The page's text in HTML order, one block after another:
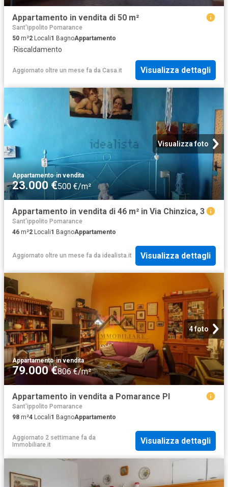
Appartamento in vendita di 50 m²
Sant'ippolito Pomarance
50 m²2 Locali1 BagnoAppartamento
·Riscaldamento
Aggiornato oltre un mese fa da Casa.it Visualizza dettagli
Visualizza foto
Appartamento·in vendita
23.000 €500 €/m²
Appartamento in vendita di 46 m² in Via Chinzica, 3
Sant'ippolito Pomarance
46 m²2 Locali1 BagnoAppartamento
Aggiornato oltre un mese fa da idealista.it Visualizza dettagli
4 foto
Appartamento·in vendita
79.000 €806 €/m²
Appartamento in vendita a Pomarance PI
Sant'ippolito Pomarance
98 m²4 Locali1 BagnoAppartamento
Aggiornato 2 settimane fa da
Immobiliare.it
Visualizza dettagli